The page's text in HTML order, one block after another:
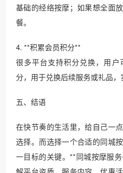
基础的经络按摩；如果想全面
餐。
4. **积累会员积分**
很多平台支持积分兑换，用
分，用于兑换后续服务或礼品，
五、结语
在快节奏的生活里，给自己一
选择。而选择一个合适的同城
一目标的关键。**同城按摩服